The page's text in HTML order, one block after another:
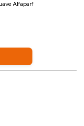
Alfaparf